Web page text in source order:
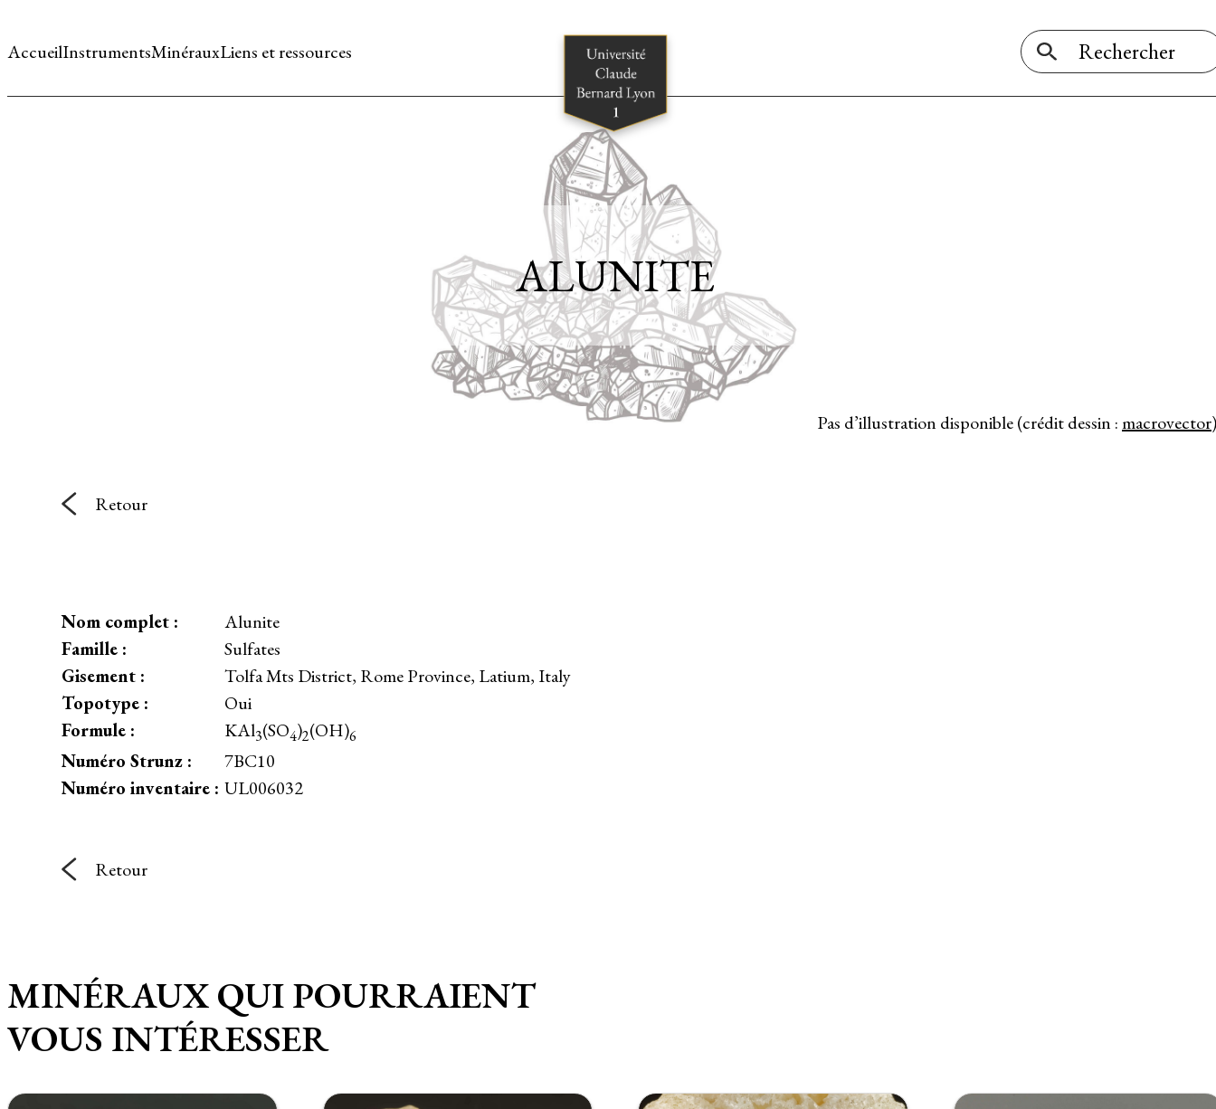
AccueilInstrumentsMinérauxLiens et ressources
Pas d’illustration disponible (crédit dessin :macrovector)
ALUNITE
Retour
Nom complet :
Alunite
Famille :
Sulfates
Gisement :
Tolfa Mts District, Rome Province, Latium, Italy
Topotype :
Oui
Formule :
KAl3(SO4)2(OH)6
Numéro Strunz :
7BC10
Numéro inventaire : UL006032
Retour
MINÉRAUX QUI POURRAIENT
VOUS INTÉRESSER